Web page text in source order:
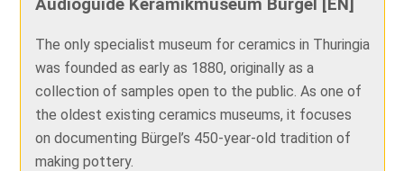
Audioguide Keramikmuseum Bürgel [EN]
The only specialist museum for ceramics in Thuringia
was founded as early as 1880, originally as a
collection of samples open to the public. As one of
the oldest existing ceramics museums, it focuses
on documenting Bürgel’s 450-year-old tradition of
making pottery.